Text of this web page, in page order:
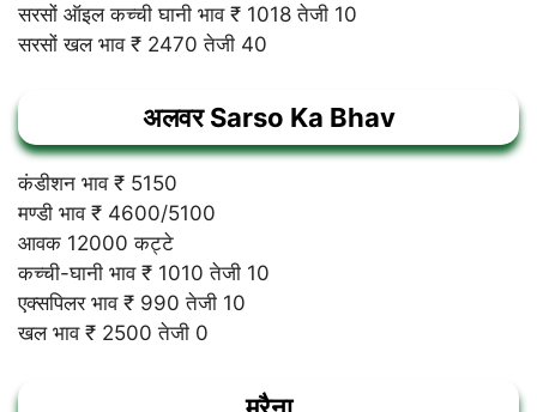
सरसों ऑइल कच्ची घानी भाव ₹ 1018 तेजी 10
सरसों खल भाव ₹ 2470 तेजी 40
अलवर Sarso Ka Bhav
कंडीशन भाव ₹ 5150
मण्डी भाव ₹ 4600/5100
आवक 12000 कट्टे
कच्ची-घानी भाव ₹ 1010 तेजी 10
एक्सपिलर भाव ₹ 990 तेजी 10
खल भाव ₹ 2500 तेजी 0